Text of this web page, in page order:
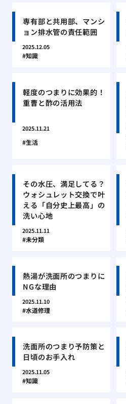
専有部と共用部、マンシ
ョン排水管の責任範囲
2025.12.05
知識
軽度のつまりに効果的！
重曹と酢の活用法
2025.11.21
生活
その水圧、満足してる？
ウォシュレット交換で叶
える「自分史上最高」の
洗い心地
2025.11.11
未分類
熱湯が洗面所のつまりに
NGな理由
2025.11.10
水道修理
洗面所のつまり予防策と
日頃のお手入れ
2025.11.05
知識